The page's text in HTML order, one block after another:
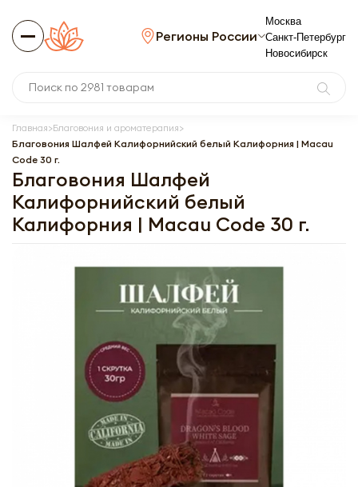
Регионы России
Москва
Санкт-Петербург
Новосибирск
Главная Благовония и ароматерапия
Благовония Шалфей Калифорнийский белый Калифорния | Macau
Code 30 г.
Благовония Шалфей
Калифорнийский белый
Калифорния | Macau Code 30 г.